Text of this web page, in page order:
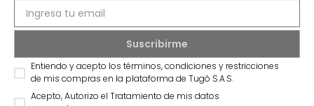
Entiendo y acepto los términos, condiciones y restricciones
de mis compras en la plataforma de Tugó S.A.S.
Acepto, Autorizo el Tratamiento de mis datos